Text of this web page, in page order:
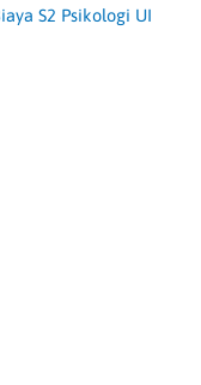
S2 Psikologi UI